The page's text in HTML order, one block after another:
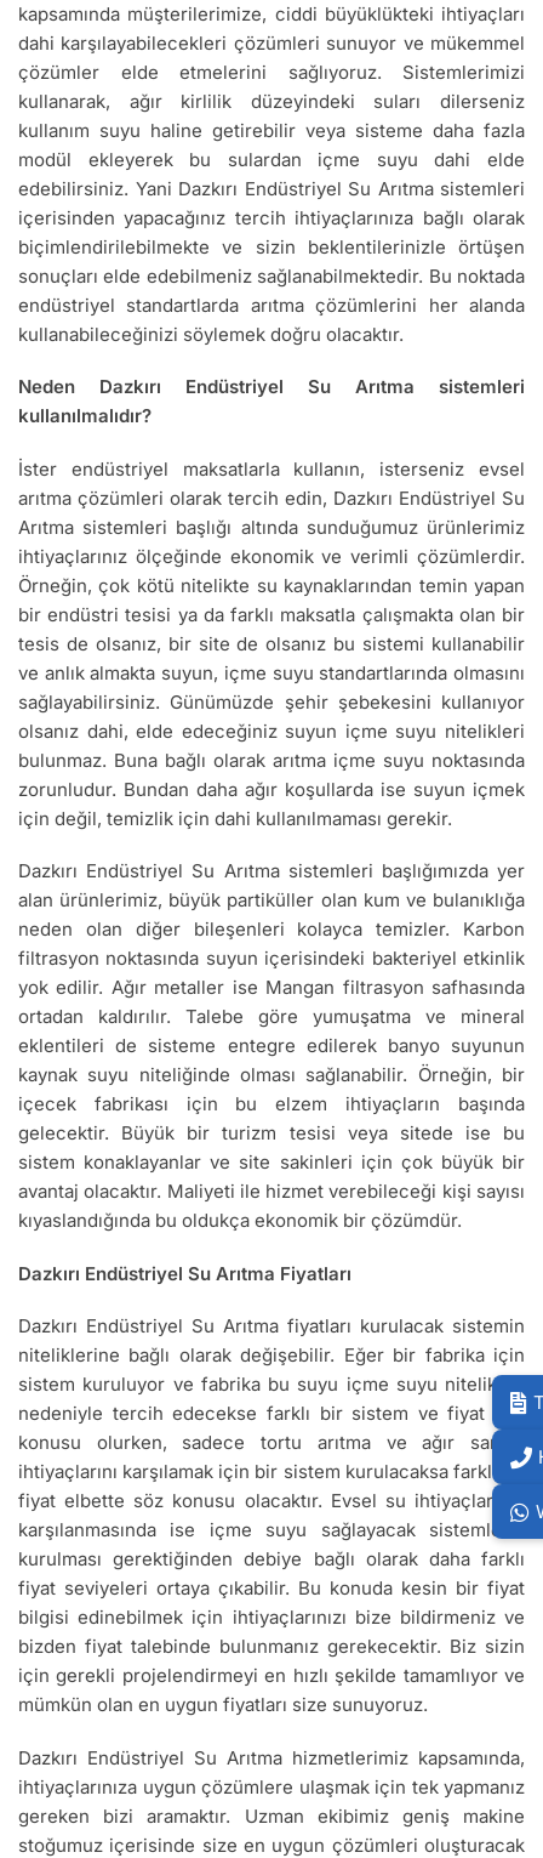
kapsamında müşterilerimize, ciddi büyüklükteki ihtiyaçları
dahi karşılayabilecekleri çözümleri sunuyor ve mükemmel
çözümler elde etmelerini sağlıyoruz. Sistemlerimizi
kullanarak, ağır kirlilik düzeyindeki suları dilerseniz
kullanım suyu haline getirebilir veya sisteme daha fazla
modül ekleyerek bu sulardan içme suyu dahi elde
edebilirsiniz. Yani Dazkırı Endüstriyel Su Arıtma sistemleri
içerisinden yapacağınız tercih ihtiyaçlarınıza bağlı olarak
biçimlendirilebilmekte ve sizin beklentilerinizle örtüşen
sonuçları elde edebilmeniz sağlanabilmektedir. Bu noktada
endüstriyel standartlarda arıtma çözümlerini her alanda
kullanabileceğinizi söylemek doğru olacaktır.
Neden Dazkırı Endüstriyel Su Arıtma sistemleri
kullanılmalıdır?
İster endüstriyel maksatlarla kullanın, isterseniz evsel
arıtma çözümleri olarak tercih edin, Dazkırı Endüstriyel Su
Arıtma sistemleri başlığı altında sunduğumuz ürünlerimiz
ihtiyaçlarınız ölçeğinde ekonomik ve verimli çözümlerdir.
Örneğin, çok kötü nitelikte su kaynaklarından temin yapan
bir endüstri tesisi ya da farklı maksatla çalışmakta olan bir
tesis de olsanız, bir site de olsanız bu sistemi kullanabilir
ve anlık almakta suyun, içme suyu standartlarında olmasını
sağlayabilirsiniz. Günümüzde şehir şebekesini kullanıyor
olsanız dahi, elde edeceğiniz suyun içme suyu nitelikleri
bulunmaz. Buna bağlı olarak arıtma içme suyu noktasında
zorunludur. Bundan daha ağır koşullarda ise suyun içmek
için değil, temizlik için dahi kullanılmaması gerekir.
Dazkırı Endüstriyel Su Arıtma sistemleri başlığımızda yer
alan ürünlerimiz, büyük partiküller olan kum ve bulanıklığa
neden olan diğer bileşenleri kolayca temizler. Karbon
filtrasyon noktasında suyun içerisindeki bakteriyel etkinlik
yok edilir. Ağır metaller ise Mangan filtrasyon safhasında
ortadan kaldırılır. Talebe göre yumuşatma ve mineral
eklentileri de sisteme entegre edilerek banyo suyunun
kaynak suyu niteliğinde olması sağlanabilir. Örneğin, bir
içecek fabrikası için bu elzem ihtiyaçların başında
gelecektir. Büyük bir turizm tesisi veya sitede ise bu
sistem konaklayanlar ve site sakinleri için çok büyük bir
avantaj olacaktır. Maliyeti ile hizmet verebileceği kişi sayısı
kıyaslandığında bu oldukça ekonomik bir çözümdür.
Dazkırı Endüstriyel Su Arıtma Fiyatları
Dazkırı Endüstriyel Su Arıtma fiyatları kurulacak sistemin
niteliklerine bağlı olarak değişebilir. Eğer bir fabrika için
sistem kuruluyor ve fabrika bu suyu içme suyu nitelikleri
nedeniyle tercih edecekse farklı bir sistem ve fiyat söz
konusu olurken, sadece tortu arıtma ve ağır sanayi
ihtiyaçlarını karşılamak için bir sistem kurulacaksa farklı bir
fiyat elbette söz konusu olacaktır. Evsel su ihtiyaçlarının
karşılanmasında ise içme suyu sağlayacak sistemlerin
kurulması gerektiğinden debiye bağlı olarak daha farklı
fiyat seviyeleri ortaya çıkabilir. Bu konuda kesin bir fiyat
bilgisi edinebilmek için ihtiyaçlarınızı bize bildirmeniz ve
bizden fiyat talebinde bulunmanız gerekecektir. Biz sizin
için gerekli projelendirmeyi en hızlı şekilde tamamlıyor ve
mümkün olan en uygun fiyatları size sunuyoruz.
Dazkırı Endüstriyel Su Arıtma hizmetlerimiz kapsamında,
ihtiyaçlarınıza uygun çözümlere ulaşmak için tek yapmanız
gereken bizi aramaktır. Uzman ekibimiz geniş makine
stoğumuz içerisinde size en uygun çözümleri oluşturacak